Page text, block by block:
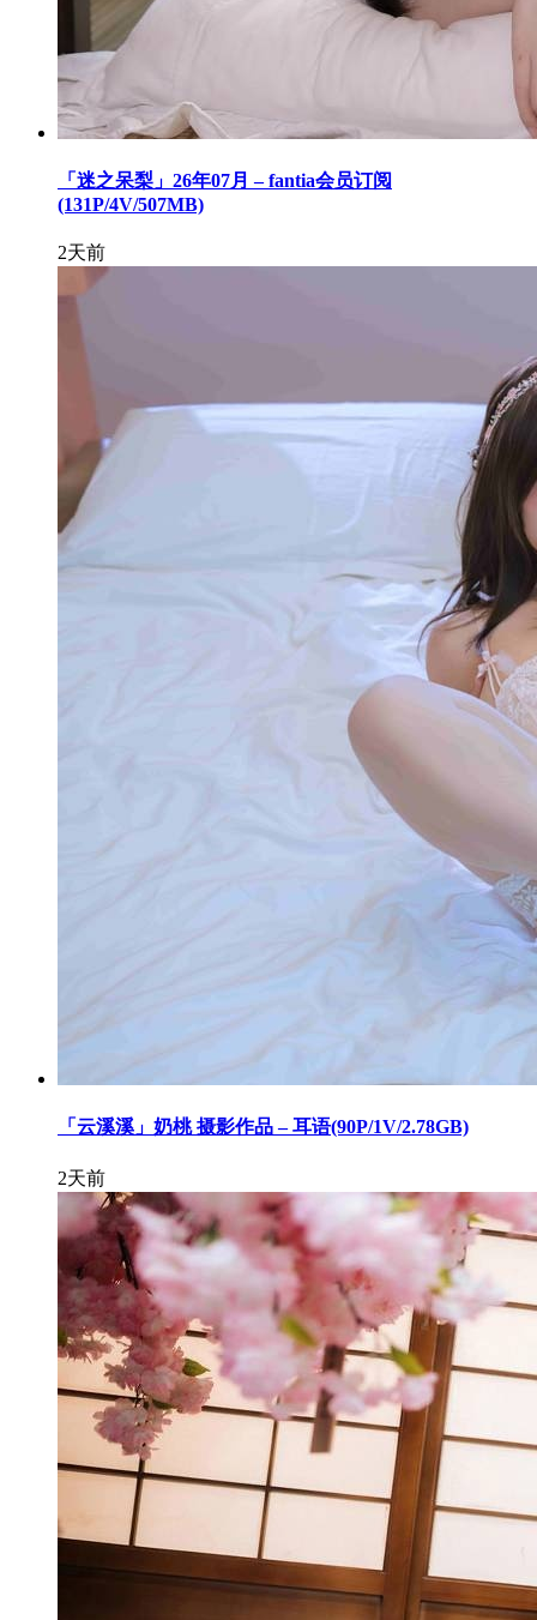
「迷之呆梨」26年07月 – fantia会员订阅
(131P/4V/507MB)
2天前
「云溪溪」奶桃 摄影作品 – 耳语(90P/1V/2.78GB)
2天前